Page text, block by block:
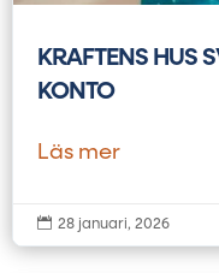
KRAFTENS HUS
KONTO
Läs mer
 28 januari, 2026